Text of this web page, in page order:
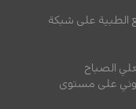
الطبية على شبكة
الصباح
على مستوى